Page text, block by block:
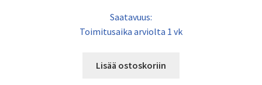
Saatavuus:
Toimitusaika arviolta 1 vk
Lisää ostoskoriin